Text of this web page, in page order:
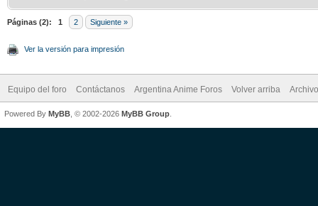
Páginas (2): 1 2 Siguiente »
Ver la versión para impresión
Equipo del foro Contáctanos Argentina Anime Foros Volver arriba
Powered By MyBB , © 2002-2026 MyBB Group